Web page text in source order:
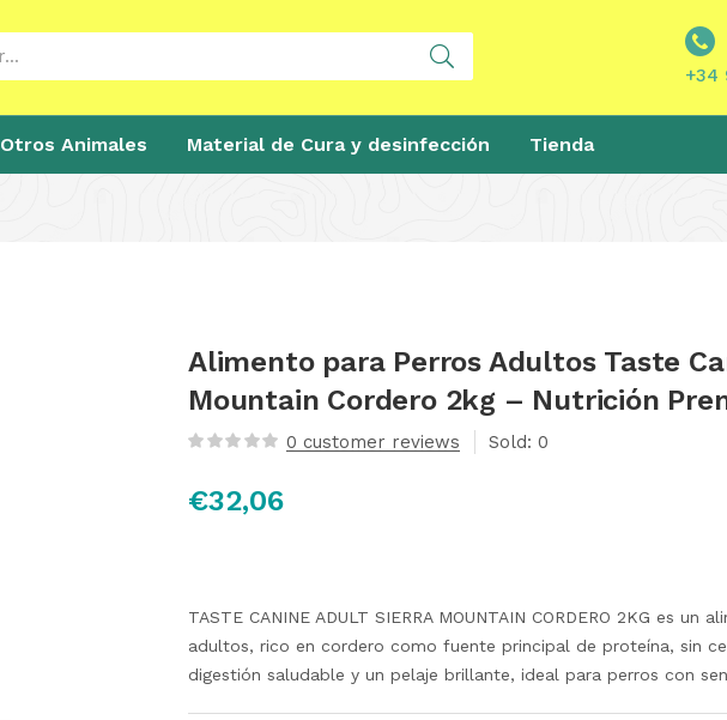
+34
Otros Animales Material de Cura y desinfección Tienda
Alimento para Perros Adultos Taste
Mountain Cordero 2kg – Nutrición
0 customer reviews Sold: 0
€32,06
TASTE CANINE ADULT SIERRA MOUNTAIN CORDERO 2KG es un
adultos, rico en cordero como fuente principal de proteína, sin
digestión saludable y un pelaje brillante, ideal para perros con